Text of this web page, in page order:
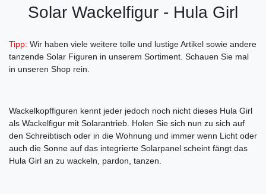
Solar Wackelfigur - Hula Girl
Tipp: Wir haben viele weitere tolle und lustige Artikel sowie andere
tanzende Solar Figuren in unserem Sortiment. Schauen Sie mal
in unseren Shop rein.
Wackelkopffiguren kennt jeder jedoch noch nicht dieses Hula Girl
als Wackelfigur mit Solarantrieb. Holen Sie sich nun zu sich auf
den Schreibtisch oder in die Wohnung und immer wenn Licht oder
auch die Sonne auf das integrierte Solarpanel scheint fängt das
Hula Girl an zu wackeln, pardon, tanzen.